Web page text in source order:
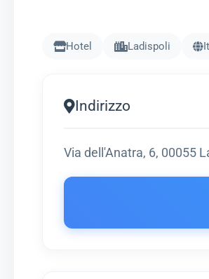
Hotel Ladispoli
Indirizzo
Via dell'Anatra, 6, 00055